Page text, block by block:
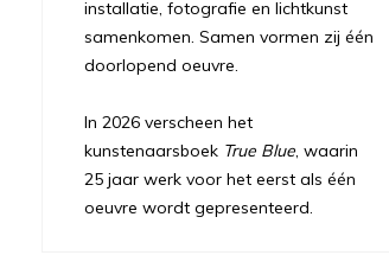
installatie, fotografie en lichtkunst
samenkomen. Samen vormen zij één
doorlopend oeuvre.
In 2026 verscheen het
kunstenaarsboek True Blue, waarin
25 jaar werk voor het eerst als één
oeuvre wordt gepresenteerd.